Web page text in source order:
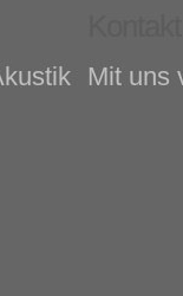
Mit uns